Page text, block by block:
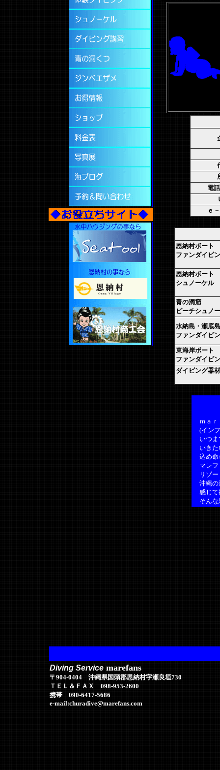
Diving Service marefans
〒904-0404 沖縄県国頭郡恩納村字瀬良垣730
ＴＥＬ＆ＦＡＸ 098-953-2600
携帯 090-6417-5686
e-mail:churadive@marefans.com
電
ｅ
恩納村ボート
ファンダイビ
恩納村ボート
シュノーケル
青の洞窟
ビーチシュノ
水納島・瀬底島
ファンダイビ
東海岸ボート
ファンダイビ
ダイビング器
ｍａｒ
(インフ
いつま
いきた
込め命
マレフ
リゾー
沖縄の
感じて
そんな